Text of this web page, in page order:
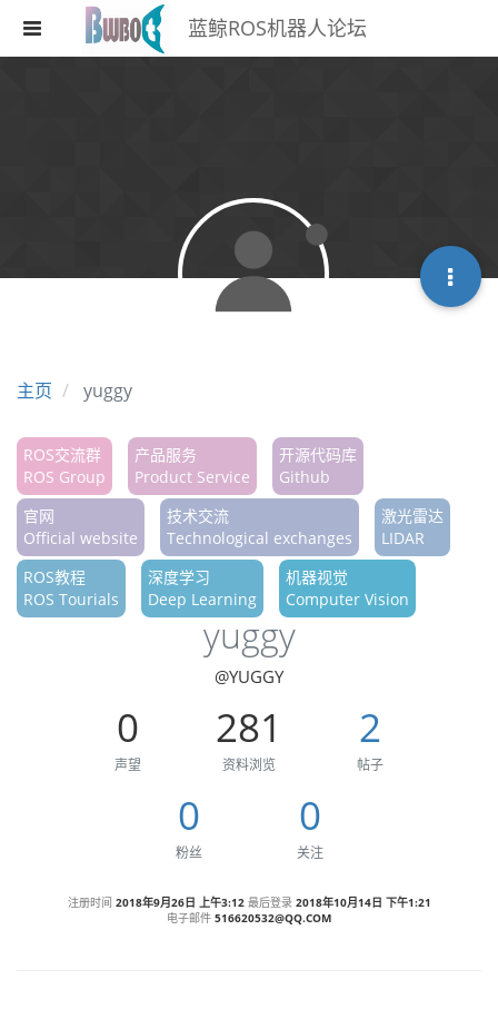
蓝鲸ROS机器人论坛
话题
主页 yuggy
ROS交流群
ROS Group
产品服务
Product Service
开源代码库
Github
官网
Official website
技术交流
Technological exchanges
激光雷达
LIDAR
ROS教程
ROS Tourials
深度学习
Deep Learning
机器视觉
Computer Vision
yuggy
@YUGGY
0
声望
281
资料浏览
2
帖子
0
粉丝
0
关注
注册时间 2018年9月26日 上午3:12 最后登录 2018年10月14日 下午1:21
电子邮件 516620532@QQ.COM